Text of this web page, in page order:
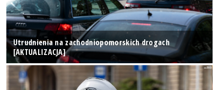
Utrudnienia na zachodniopomorskich drogach
[AKTUALIZACJA]